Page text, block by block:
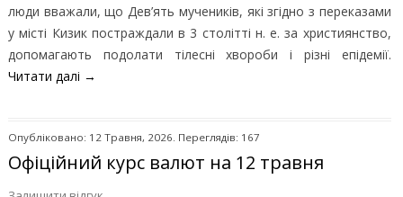
люди вважали, що Дев’ять мучеників, які згідно з переказами
у місті Кизик постраждали в 3 столітті н. е. за християнство,
допомагають подолати тілесні хвороби і різні епідемії.
Читати далі →
Опубліковано: 12 Травня, 2026. Переглядів: 167
Офіційний курс валют на 12 травня